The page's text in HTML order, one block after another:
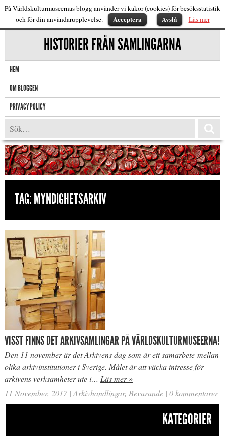
HISTORIER FRÅN SAMLINGARNA
HEM
OM BLOGGEN
PRIVACY POLICY
TAG:MYNDIGHETSARKIV
VISST FINNS DET ARKIVSAMLINGAR PÅ VÄRLDSKULTURMUSEERNA!
Den 11 november är det Arkivens dag som är ett samarbete mellan
olika arkivinstitutioner i Sverige. Målet är att väcka intresse för
arkivens verksamheter ute i… Läs mer »
11 November, 2017 | Arkivhandlingar, Bevarande | 0 kommentarer
KATEGORIER
På Världskulturmuseernas blogg använder vi kakor (cookies) för besöksstatistik
och för din användarupplevelse.
Acceptera Avslå Läs mer